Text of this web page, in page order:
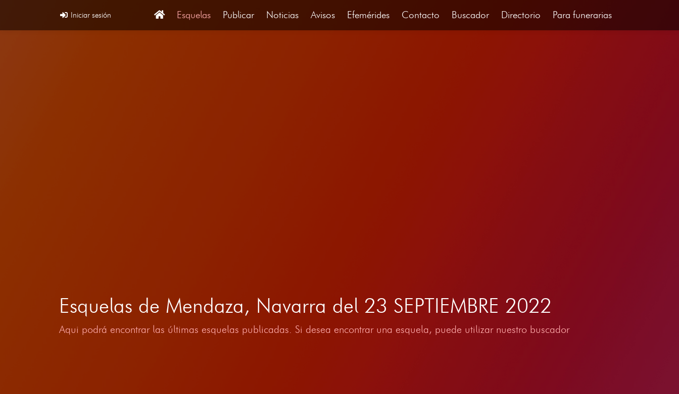
Iniciar sesión Esquelas Publicar Noticias Avisos Efemérides Contacto Buscador Directorio Para funerarias
Esquelas de Mendaza, Navarra del 23 SEPTIEMBRE 2022
Aqui podrá encontrar las últimas esquelas publicadas. Si desea encontrar una esquela, puede utilizar nuestro buscador